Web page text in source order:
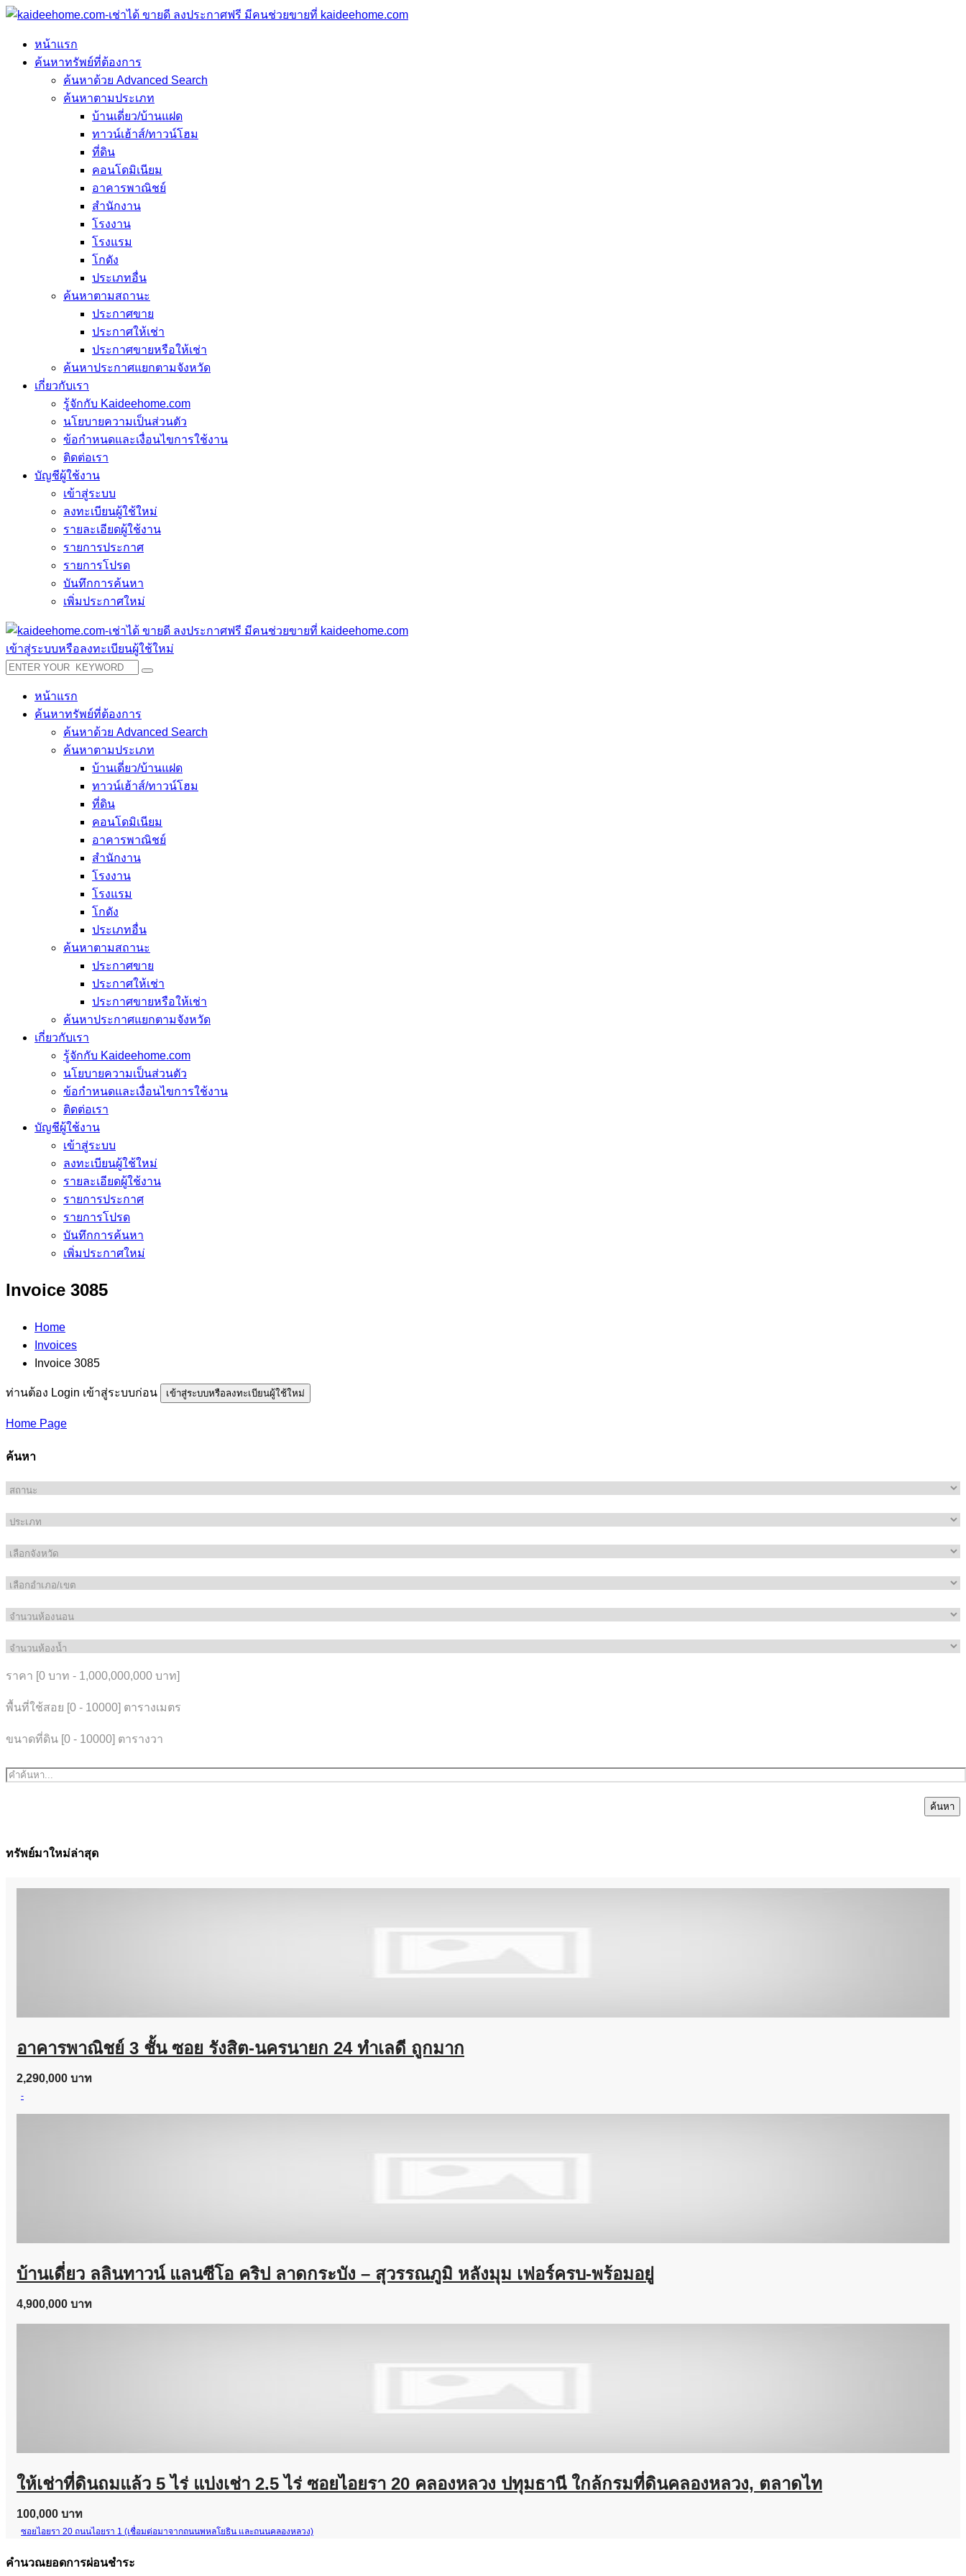
หน้าแรก
ค้นหาทรัพย์ที่ต้องการ
ค้นหาด้วย Advanced Search
ค้นหาตามประเภท
บ้านเดี่ยว/บ้านแฝด
ทาวน์เฮ้าส์/ทาวน์โฮม
ที่ดิน
คอนโดมิเนียม
อาคารพาณิชย์
สำนักงาน
โรงงาน
โรงแรม
โกดัง
ประเภทอื่น
ค้นหาตามสถานะ
ประกาศขาย
ประกาศให้เช่า
ประกาศขายหรือให้เช่า
ค้นหาประกาศแยกตามจังหวัด
เกี่ยวกับเรา
รู้จักกับ Kaideehome.com
นโยบายความเป็นส่วนตัว
ข้อกำหนดและเงื่อนไขการใช้งาน
ติดต่อเรา
บัญชีผู้ใช้งาน
เข้าสู่ระบบ
ลงทะเบียนผู้ใช้ใหม่
รายละเอียดผู้ใช้งาน
รายการประกาศ
รายการโปรด
บันทึกการค้นหา
เพิ่มประกาศใหม่
เข้าสู่ระบบหรือลงทะเบียนผู้ใช้ใหม่
หน้าแรก
ค้นหาทรัพย์ที่ต้องการ
ค้นหาด้วย Advanced Search
ค้นหาตามประเภท
บ้านเดี่ยว/บ้านแฝด
ทาวน์เฮ้าส์/ทาวน์โฮม
ที่ดิน
คอนโดมิเนียม
อาคารพาณิชย์
สำนักงาน
โรงงาน
โรงแรม
โกดัง
ประเภทอื่น
ค้นหาตามสถานะ
ประกาศขาย
ประกาศให้เช่า
ประกาศขายหรือให้เช่า
ค้นหาประกาศแยกตามจังหวัด
เกี่ยวกับเรา
รู้จักกับ Kaideehome.com
นโยบายความเป็นส่วนตัว
ข้อกำหนดและเงื่อนไขการใช้งาน
ติดต่อเรา
บัญชีผู้ใช้งาน
เข้าสู่ระบบ
ลงทะเบียนผู้ใช้ใหม่
รายละเอียดผู้ใช้งาน
รายการประกาศ
รายการโปรด
บันทึกการค้นหา
เพิ่มประกาศใหม่
Invoice 3085
Home
Invoices
Invoice 3085
ท่านต้อง Login เข้าสู่ระบบก่อน เข้าสู่ระบบหรือลงทะเบียนผู้ใช้ใหม่
Home Page
ค้นหา
ราคา [0 บาท - 1,000,000,000 บาท]
พื้นที่ใช้สอย [0 - 10000] ตารางเมตร
ขนาดที่ดิน [0 - 10000] ตารางวา
ค้นหา
ทรัพย์มาใหม่ล่าสุด
อาคารพาณิชย์ 3 ชั้น ซอย รังสิต-นครนายก 24 ทำเลดี ถูกมาก
2,290,000 บาท
-
บ้านเดี่ยว ลลินทาวน์ แลนซีโอ คริป ลาดกระบัง – สุวรรณภูมิ หลังมุม เฟอร์ครบ-พร้อมอยู่
4,900,000 บาท
ให้เช่าที่ดินถมแล้ว 5 ไร่ แบ่งเช่า 2.5 ไร่ ซอยไอยรา 20 คลองหลวง ปทุมธานี ใกล้กรมที่ดินคลองหลวง, ตลาดไท
100,000 บาท
ซอยไอยรา 20 ถนนไอยรา 1 (เชื่อมต่อมาจากถนนพหลโยธิน และถนนคลองหลวง)
คำนวณยอดการผ่อนชำระ